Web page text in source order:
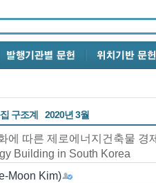
구조계 2020년 3월
에 따른 제로에너지건축물 경
Building in South Korea
Moon Kim)